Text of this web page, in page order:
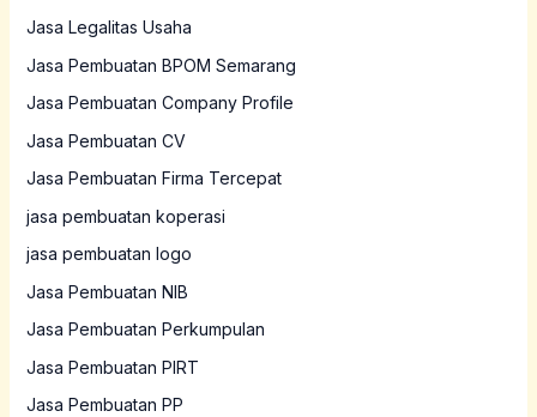
Jasa Legalitas Usaha
Jasa Pembuatan BPOM Semarang
Jasa Pembuatan Company Profile
Jasa Pembuatan CV
Jasa Pembuatan Firma Tercepat
jasa pembuatan koperasi
jasa pembuatan logo
Jasa Pembuatan NIB
Jasa Pembuatan Perkumpulan
Jasa Pembuatan PIRT
Jasa Pembuatan PP